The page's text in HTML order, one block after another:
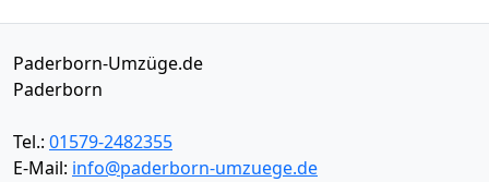
Paderborn-Umzüge.de
Paderborn
Tel.: 01579-2482355
E-Mail: info@paderborn-umzuege.de